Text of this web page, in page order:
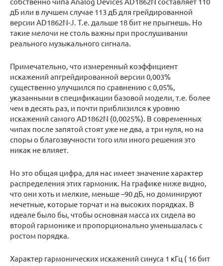
дБ или в лучшем случае 113 дБ для грейдированной
версии AD1862N-J. Т.е. дальше 18 бит не прыгнешь. Но
такие мелочи не столь важны при прослушивании
реального музыкального сигнала.
Примечательно, что измеренный коэффициент
искажений апгрейдированной версии 0,003%
существенно улучшился по сравнению с 0,05%,
указанными в спецификации базовой модели, т.е. более
чем в десять раз, и почти приблизился к уровню
искажений самого AD1862N (0,0025%). В современных
чипах после запятой стоят уже не два, а три нуля, но на
споры о благозвучности того или иного решения это
никак не влияет.
Но это общая цифра, для нас имеет значение характер
распределения этих гармоник. На графике ниже видно,
что они хоть и мелкие, меньше –90 дБ, но доминируют
нечетные, которые торчат и на высоких порядках. В
идеале было бы, чтобы основная масса их сидела во
второй гармонике и пропорционально уменьшалась с
ростом порядка.
Характер гармонических искажений синуса 1 кГц ( 16 бит